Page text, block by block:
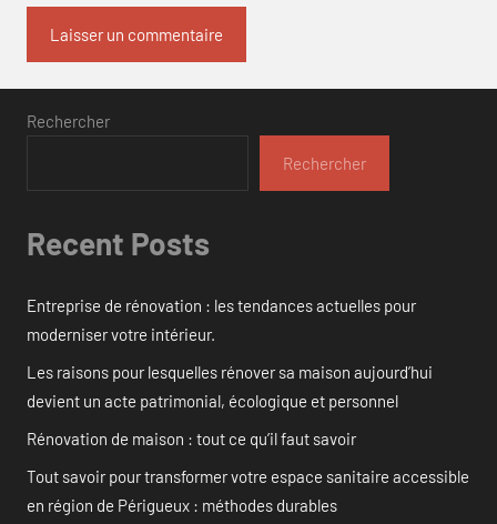
Rechercher
Rechercher
Recent Posts
Entreprise de rénovation : les tendances actuelles pour
moderniser votre intérieur.
Les raisons pour lesquelles rénover sa maison aujourd’hui
devient un acte patrimonial, écologique et personnel
Rénovation de maison : tout ce qu’il faut savoir
Tout savoir pour transformer votre espace sanitaire accessible
en région de Périgueux : méthodes durables